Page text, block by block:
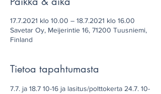
17.7.2021 klo 10.00 – 18.7.2021 klo 16.00
Savetar Oy, Meijerintie 16, 71200 Tuusniemi,
Finland
Tietoa tapahtumasta
7.7. ja 18.7 10-16 ja lasitus/polttokerta 24.7. 10-